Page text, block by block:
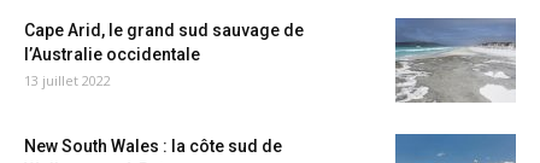
Cape Arid, le grand sud sauvage de
l’Australie occidentale
13 juillet 2022
New South Wales : la côte sud de